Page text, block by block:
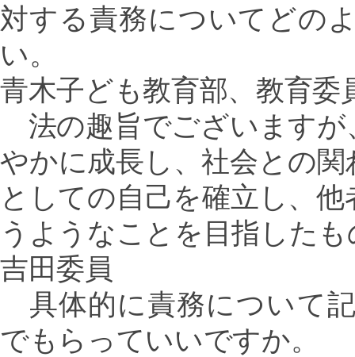
対する責務についてどの
い。
青木子ども教育部、教育委
法の趣旨でございますが
やかに成長し、社会との
としての自己を確立し、
うようなことを目指した
吉田委員
具体的に責務について
でもらっていいですか。